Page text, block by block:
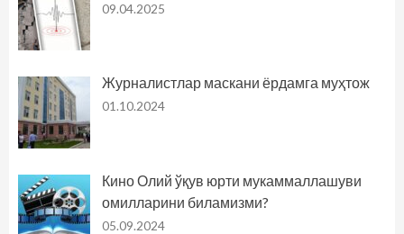
09.04.2025
Журналистлар маскани ёрдамга муҳтож
01.10.2024
Кино Олий ўқув юрти мукаммаллашуви
омилларини биламизми?
05.09.2024